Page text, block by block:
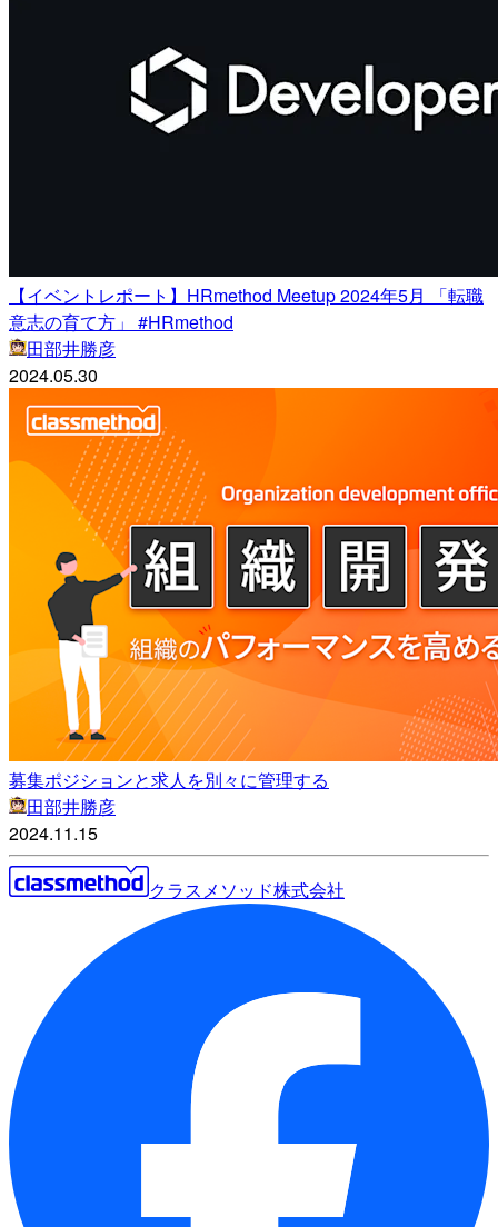
【イベントレポート】HRmethod Meetup 2024年5月 「転職
意志の育て方」 #HRmethod
田部井勝彦
2024.05.30
募集ポジションと求人を別々に管理する
田部井勝彦
2024.11.15
クラスメソッド株式会社